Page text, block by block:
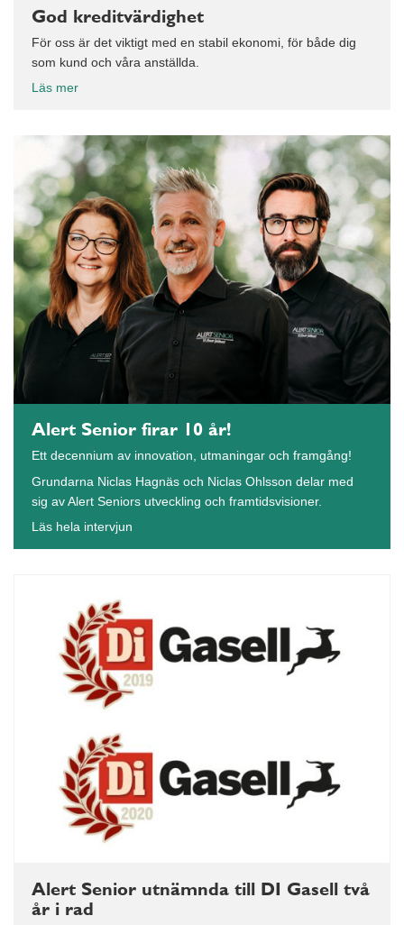
God kreditvärdighet
För oss är det viktigt med en stabil ekonomi, för både dig
som kund och våra anställda.
Läs mer
Alert Senior firar 10 år!
Ett decennium av innovation, utmaningar och framgång!
Grundarna Niclas Hagnäs och Niclas Ohlsson delar med
sig av Alert Seniors utveckling och framtidsvisioner.
Läs hela intervjun
Alert Senior utnämnda till DI Gasell två
år i rad